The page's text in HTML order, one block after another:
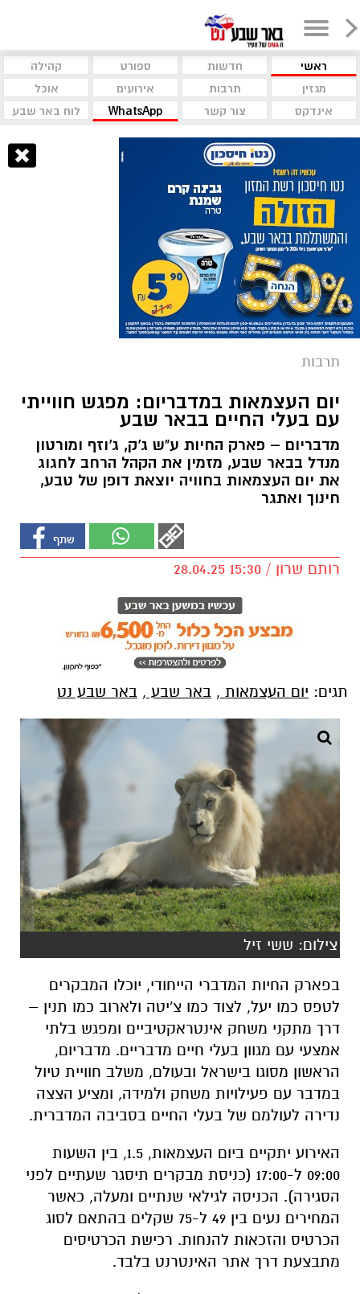
ראשי חדשות ספורט
קהילה
מגזין
תרבות אירועים
אוכל
אינדקס
צור קשר WhatsApp לוח באר שבע
תרבות
יום העצמאות במדבריום: מפגש חווייתי
עם בעלי החיים בבאר שבע
מדבריום – פארק החיות ע"ש ג'ק, ג'וזף ומורטון
מנדל בבאר שבע, מזמין את הקהל הרחב לחגוג
את יום העצמאות בחוויה יוצאת דופן של טבע,
חינוך ואתגר
רותם שרון / 15:30 28.04.25
יום העצמאות, באר שבע, באר שבע נט
צילום: ששי זיל
בפארק החיות המדברי הייחודי, יוכלו המבקרים
לטפס כמו יעל, לצוד כמו צ'יטה ולארוב כמו תנין –
דרך מתקני משחק אינטראקטיביים ומפגש בלתי
הראשון מסוגו בישראל ובעולם, משלב חוויית טיול
במדבר עם פעילויות משחק ולמידה, ומציע הצצה
נדירה לעולמם של בעלי החיים בסביבה המדברית.
האירוע יתקיים ביום העצמאות, 1.5, בין השעות
09:00 ל-17:00 (כניסת מבקרים תיסגר שעתיים לפני
הסגירה). הכניסה לגילאי שנתיים ומעלה, כאשר
הכרטיס והזכאות להנחות. רכישת הכרטיסים
מתבצעת דרך אתר האינטרנט בלבד.
בין החוויות המיוחדות שמחכות למבקרים: היכרות
עם שלושת השקנאים ביבי, בוז'י ובוגי, שחיים
במדבריום לאחר שנפצעו ואינם יכולים לשוב לטבע;